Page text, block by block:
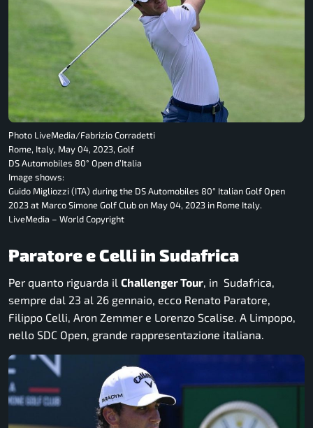
Photo LiveMedia/Fabrizio Corradetti
Rome, Italy, May 04, 2023, Golf
DS Automobiles 80° Open d’Italia
Image shows:
Guido Migliozzi (ITA) during the DS Automobiles 80° Italian Golf Open
2023 at Marco Simone Golf Club on May 04, 2023 in Rome Italy.
LiveMedia – World Copyright
Paratore e Celli in Sudafrica
Per quanto riguarda il Challenger Tour, in Sudafrica,
sempre dal 23 al 26 gennaio, ecco Renato Paratore,
Filippo Celli, Aron Zemmer e Lorenzo Scalise. A Limpopo,
nello SDC Open, grande rappresentazione italiana.